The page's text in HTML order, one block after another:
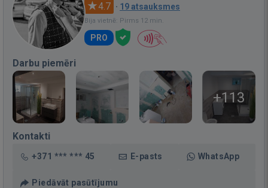
4.7 · 19 atsauksmes
Bija vietnē: Pirms 12 min.
PRO
Darbu piemēri
+113
Kontakti
+371 *** *** 45 E-pasts WhatsApp
Piedāvāt pasūtījumu